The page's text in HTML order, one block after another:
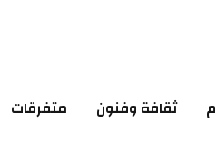
ثقافة وفنون متفرقات